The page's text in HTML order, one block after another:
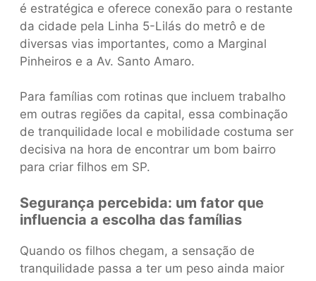
é estratégica e oferece conexão para o restante
da cidade pela Linha 5-Lilás do metrô e de
diversas vias importantes, como a Marginal
Pinheiros e a Av. Santo Amaro.
Para famílias com rotinas que incluem trabalho
em outras regiões da capital, essa combinação
de tranquilidade local e mobilidade costuma ser
decisiva na hora de encontrar um bom bairro
para criar filhos em SP.
Segurança percebida: um fator que
influencia a escolha das famílias
Quando os filhos chegam, a sensação de
tranquilidade passa a ter um peso ainda maior